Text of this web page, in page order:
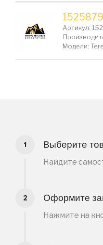
Артикул:
Модели:
Выберите
Найдите
Оформите
Нажмите на